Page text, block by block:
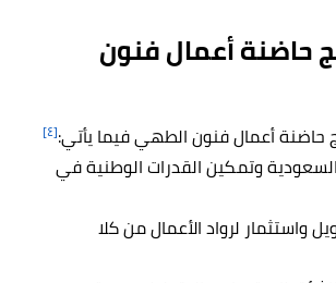
حاضنة أعمال فنون
حاضنة أعمال فنون الطهي فيما يأتي:[٤]
وتمكين القدرات الوطنية في
واستثمار لرواد الأعمال من كلا